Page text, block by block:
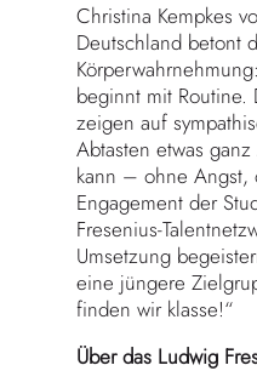
Christina Kempkes
Deutschland betont
beginnt mit Routine.
zeigen auf
Abtasten etwas
kann – ohne Angst,
Engagement der
Fresenius-
Umsetzung
eine jüngere
finden wir klasse!“
Über das Ludwig